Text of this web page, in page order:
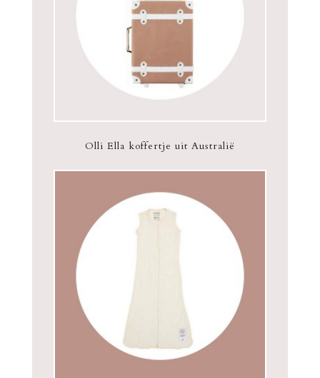
Olli Ella koffertje uit Australië